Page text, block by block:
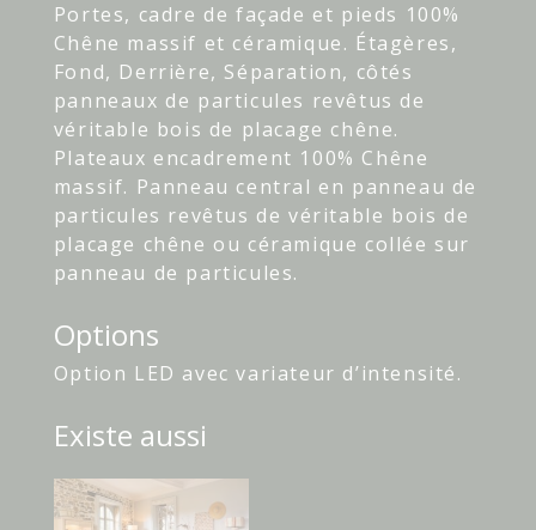
Portes, cadre de façade et pieds 100%
Chêne massif et céramique. Étagères,
Fond, Derrière, Séparation, côtés
panneaux de particules revêtus de
véritable bois de placage chêne.
Plateaux encadrement 100% Chêne
massif. Panneau central en panneau de
particules revêtus de véritable bois de
placage chêne ou céramique collée sur
panneau de particules.
Options
Option LED avec variateur d’intensité.
Existe aussi